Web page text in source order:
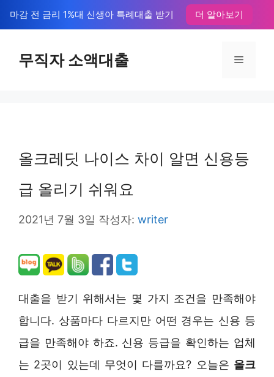
텐
마감 전 금리 1%대 신생아 특례대출 받기 더 알아보기
무직자 소액대출 메
올크레딧 나이스 차이 알면 신용등
급 올리기 쉬워요
2021년 7월 3일 작성자: writer
대출을 받기 위해서는 몇 가지 조건을 만족해야
합니다. 상품마다 다르지만 어떤 경우는 신용 등
급을 만족해야 하죠. 신용 등급을 확인하는 업체
는 2곳이 있는데 무엇이 다를까요? 오늘은 올크